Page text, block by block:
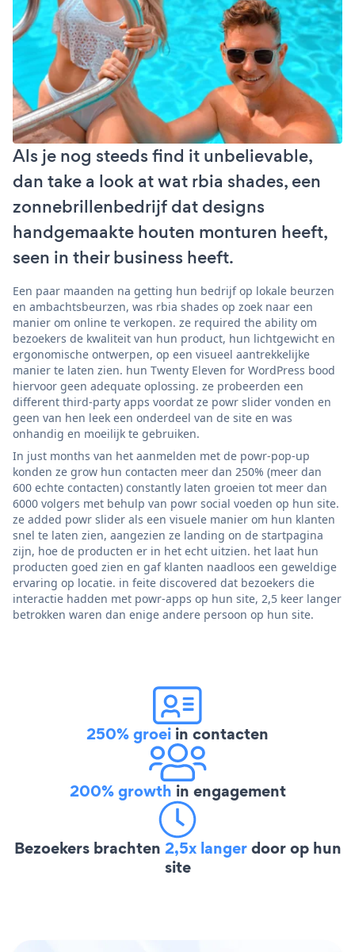
Als je nog steeds find it unbelievable,
dan take a look at wat rbia shades, een
zonnebrillenbedrijf dat designs
handgemaakte houten monturen heeft,
seen in their business heeft.
Een paar maanden na getting hun bedrijf op lokale beurzen
en ambachtsbeurzen, was rbia shades op zoek naar een
manier om online te verkopen. ze required the ability om
bezoekers de kwaliteit van hun product, hun lichtgewicht en
ergonomische ontwerpen, op een visueel aantrekkelijke
manier te laten zien. hun Twenty Eleven for WordPress bood
hiervoor geen adequate oplossing. ze probeerden een
different third-party apps voordat ze powr slider vonden en
geen van hen leek een onderdeel van de site en was
onhandig en moeilijk te gebruiken.
In just months van het aanmelden met de powr-pop-up
konden ze grow hun contacten meer dan 250% (meer dan
600 echte contacten) constantly laten groeien tot meer dan
6000 volgers met behulp van powr social voeden op hun site.
ze added powr slider als een visuele manier om hun klanten
snel te laten zien, aangezien ze landing on de startpagina
zijn, hoe de producten er in het echt uitzien. het laat hun
producten goed zien en gaf klanten naadloos een geweldige
ervaring op locatie. in feite discovered dat bezoekers die
interactie hadden met powr-apps op hun site, 2,5 keer langer
betrokken waren dan enige andere persoon op hun site.
250% groei in contacten
200% growth in engagement
Bezoekers brachten 2,5x langerdoor op hun
site